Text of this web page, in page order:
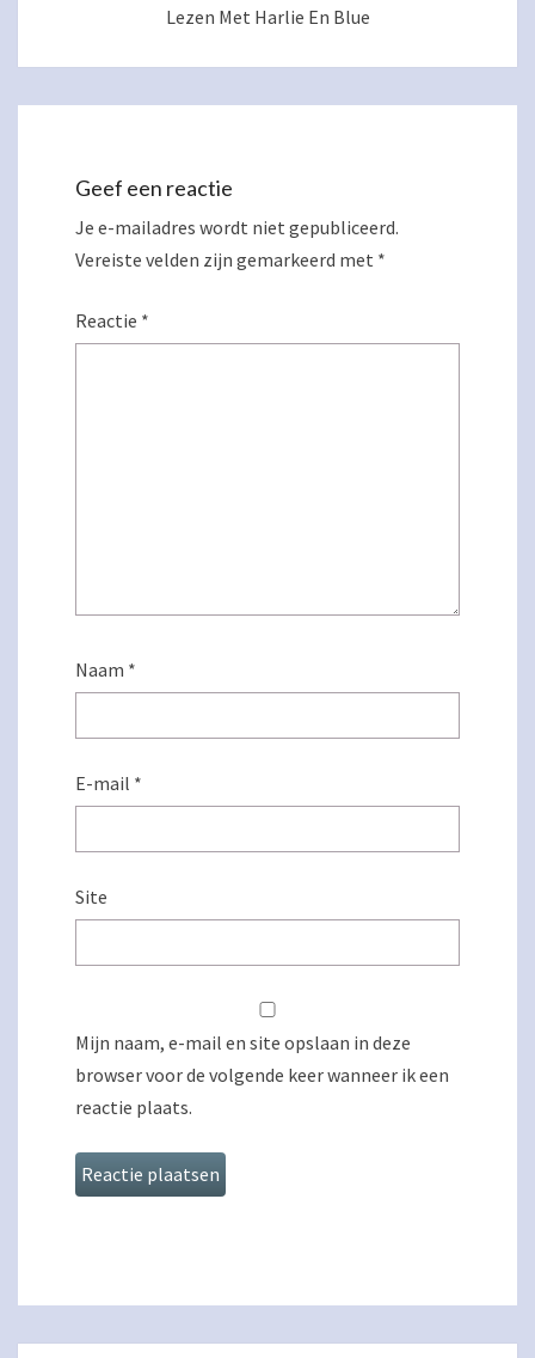
Lezen Met Harlie En Blue
Geef een reactie
Je e-mailadres wordt niet gepubliceerd.
Vereiste velden zijn gemarkeerd met *
Reactie *
Naam *
E-mail *
Site
Mijn naam, e-mail en site opslaan in deze
browser voor de volgende keer wanneer ik een
reactie plaats.